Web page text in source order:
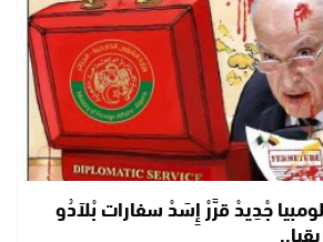
جْدِيدْ قرَّرْ إِسَدْ سفارات بْلاَدُو